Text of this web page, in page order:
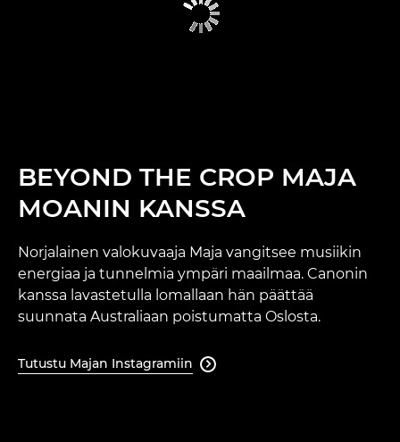
BEYOND THE CROP MAJA
MOANIN KANSSA
Norjalainen valokuvaaja Maja vangitsee musiikin
energiaa ja tunnelmia ympäri maailmaa. Canonin
kanssa lavastetulla lomallaan hän päättää
suunnata Australiaan poistumatta Oslosta.
Tutustu Majan Instagramiin 